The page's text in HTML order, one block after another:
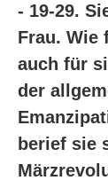
- 19-29.
Frau. Wie
auch für
der
berief sie